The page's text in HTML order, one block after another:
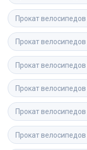
Прокат велосипедов
Прокат велосипедов
Прокат велосипедов
Прокат велосипедов
Прокат велосипедов
Прокат велосипедов